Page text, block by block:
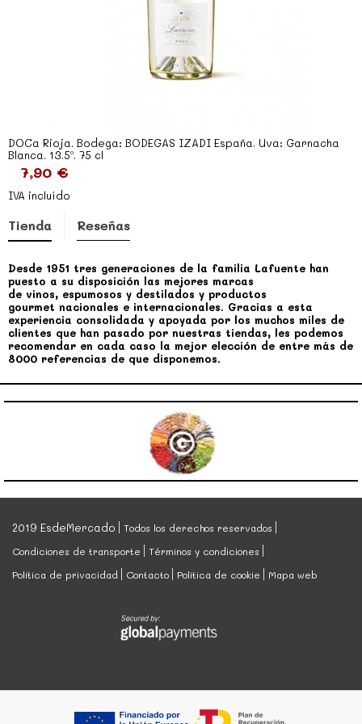
DOCa Rioja. Bodega: BODEGAS IZADI España. Uva: Garnacha
Blanca. 13.5º. 75 cl
7,90 €
IVA incluído
Tienda Reseñas
Desde 1951 tres generaciones de la familia Lafuente han
puesto a su disposición las mejores marcas
de vinos, espumosos y destilados y productos
gourmet nacionales e internacionales. Gracias a esta
experiencia consolidada y apoyada por los muchos miles de
clientes que han pasado por nuestras tiendas, les podemos
recomendar en cada caso la mejor elección de entre más de
8000 referencias de que disponemos.
2019 EsdeMercado
Todos los derechos reservados
Condiciones de transporte
Términos y condiciones
Política de privacidad
Contacto Política de cookie Mapa web